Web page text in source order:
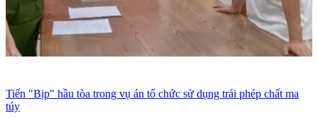
Tiến "Bịp" hầu tòa trong vụ án tổ chức sử dụng trái phép chất ma
túy